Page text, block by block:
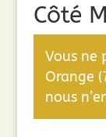
Côté
Vous ne
Orange
nous